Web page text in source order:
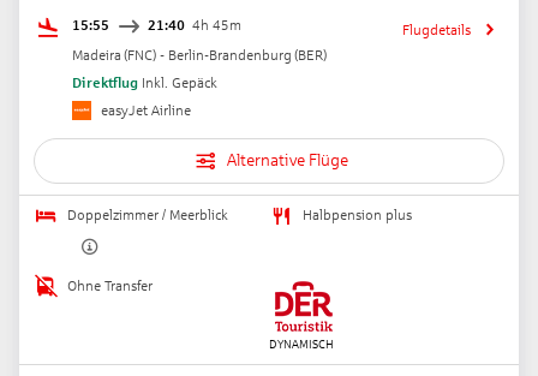
15:55 21:40 4h 45m
Madeira (FNC) - Berlin-Brandenburg (BER)
Direktflug Inkl. Gepäck
easyJet Airline
Flugdetails
Alternative Flüge
Doppelzimmer / Meerblick Halbpension plus
Ohne Transfer